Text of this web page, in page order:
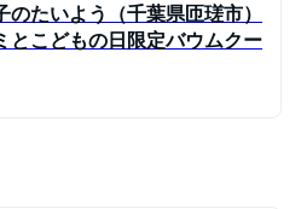
のたいよう（千葉県匝瑳市）
とこどもの日限定バウムクー